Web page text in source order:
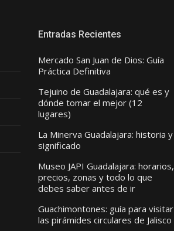
Entradas Recientes
Mercado San Juan de Dios: Guía
Práctica Definitiva
Tejuino de Guadalajara: qué es y
dónde tomar el mejor (12
lugares)
La Minerva Guadalajara: historia y
significado
Museo JAPI Guadalajara: horarios,
precios, zonas y todo lo que
debes saber antes de ir
Guachimontones: guía para visitar
las pirámides circulares de Jalisco